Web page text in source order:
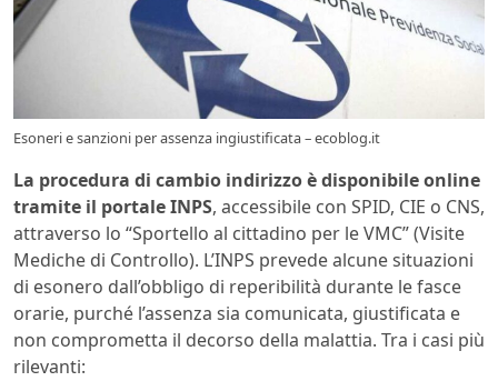
Esoneri e sanzioni per assenza ingiustificata – ecoblog.it
La procedura di cambio indirizzo è disponibile online
tramite il portale INPS, accessibile con SPID, CIE o CNS,
attraverso lo “Sportello al cittadino per le VMC” (Visite
Mediche di Controllo). L’INPS prevede alcune situazioni
di esonero dall’obbligo di reperibilità durante le fasce
orarie, purché l’assenza sia comunicata, giustificata e
non comprometta il decorso della malattia. Tra i casi più
rilevanti: